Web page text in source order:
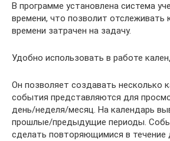
В программе установлена система
времени, что позволит отслеживать
времени затрачен на задачу.
Удобно использовать в работе
Он позволяет создавать несколько
события представляются для
день/неделя/месяц. На календарь
прошлые/предыдущие периоды.
сделать повторяющимися в течение